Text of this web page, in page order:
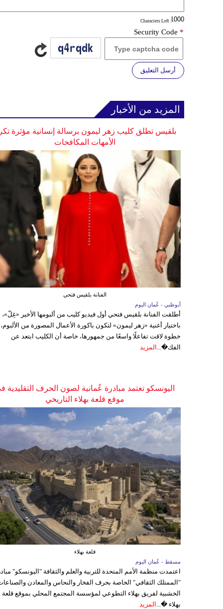
: Characters Left
Security Code *
أرسل التعليق
المزيد من الأخبار
بلقيس تطلق كليب زهر ليمون برسالة إنسانية مؤثرة
الأمهات المكافحات
الفنانة بلقيس فتحي
أبوظبي - عُمان اليوم
أطلقت الفنانة بلقيس فتحي أول فيديو كليب من ألبومها الأخير «غِلّ»،
باختيار أغنية «زهر ليمون» لتكون باكورة الأعمال المصورة من
خطوة لاقت تفاعلًا واسعًا من جمهورها، خاصة أن الكليب ابتعد عن
الفك�... المزيد
اليونسكو تعتمد مبادرة عُمانية لصون الحرف التقليدية
موقع قلعة بهلاء التاريخي
قلعة بهلاء
مسقط - عُمان اليوم
اعتمدت منظمة الأمم المتحدة للتربية والعلم والثقافة "اليونسكو"
"الممتلك الثقافي" الخاصة بحرف الفخار والنحاس والمعادن
الخشبية لفريق بهلاء التطوعي لمؤسسة المجتمع المحلي بموقع قلعة
بهلاء �... المزيد